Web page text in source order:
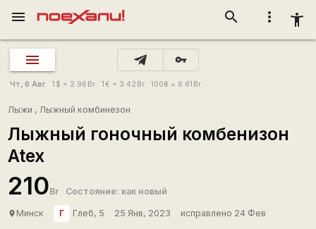
more_vert accessibility_new
search
menu
vpn_key
Чт, 6 Авг 1 $ = 2.96 Br 1€ = 3.42 Br 100₴ = 6.61 Br
Лыжи , Лыжный комбинезон
Лыжный гоночный комбенизон
Atex
210Br Состояние: как новый
place Минск Г Глеб, 5 25 Янв, 2023 исправлено 24 Фев